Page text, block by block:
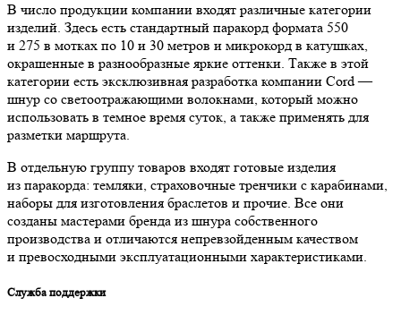
В число продукции компании входят различные категории
изделий. Здесь есть стандартный паракорд формата 550
и 275 в мотках по 10 и 30 метров и микрокорд в катушках,
окрашенные в разнообразные яркие оттенки. Также в этой
категории есть эксклюзивная разработка компании Cord —
шнур со светоотражающими волокнами, который можно
использовать в темное время суток, а также применять для
разметки маршрута.
В отдельную группу товаров входят готовые изделия
из паракорда: темляки, страховочные тренчики с карабинами,
наборы для изготовления браслетов и прочие. Все они
созданы мастерами бренда из шнура собственного
производства и отличаются непревзойденным качеством
и превосходными эксплуатационными характеристиками.
Служба поддержки